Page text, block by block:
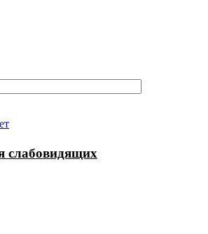
слабовидящих